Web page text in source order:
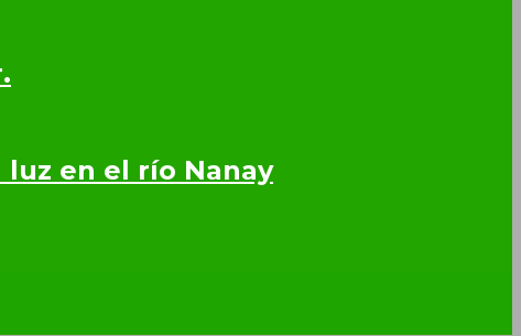
luz en el río Nanay